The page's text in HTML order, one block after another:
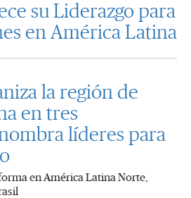
su Liderazgo para
en América Latina
la región de
en tres
líderes para
en América Latina Norte,